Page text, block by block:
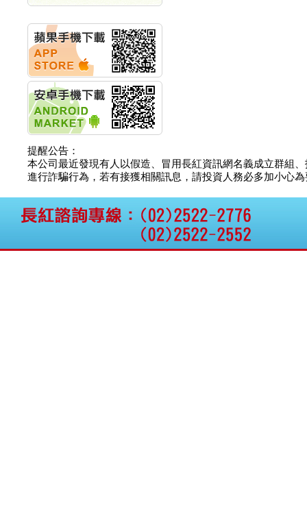
從容擁抱台股主流
碩通散熱股份有限公司
公告董事會通過發言人
及代理發
華旭先進:代重要子公司
碩通散熱股份有限公司
公告董事會決議發行員
工認股權
華旭先進:代重要子公司
碩通散熱股份有限公司
公告董事會追認113年
向關係
華旭先進:代重要子公司
權資產
仁新醫藥:代重要子公司
BeliteBio,Inc公告受邀參
加第27屆眼
提醒公告：
本公司最近發現有人以假造、冒用長紅資訊網名義成立群組
進行詐騙行為，若有接獲相關訊息，請投資人務必多加小心